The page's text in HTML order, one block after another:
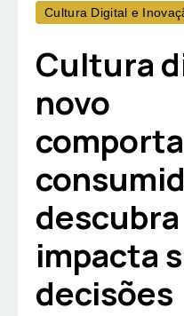
Cultura Digital e
Cultura
novo
impacta
decisões